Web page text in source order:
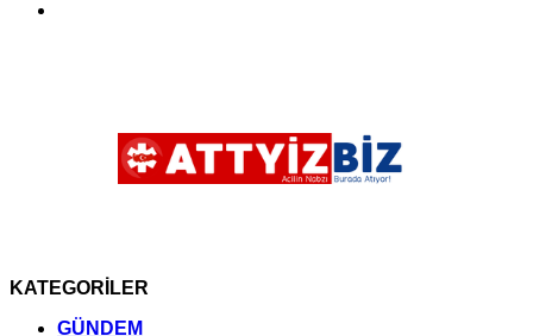
KATEGORİLER
GÜNDEM